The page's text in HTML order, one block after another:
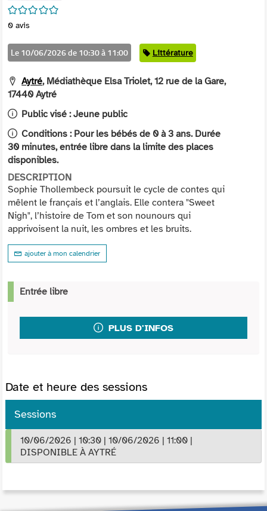
/5
0 avis
Le 10/06/2026 de 10:30 à 11:00 Catégorie
Littérature
Aytré, Médiathèque Elsa Triolet, 12 rue de la Gare,
17440 Aytré
Public visé :Jeune public
Conditions : Pour les bébés de 0 à 3 ans. Durée
30 minutes, entrée libre dans la limite des places
disponibles.
DESCRIPTION
Sophie Thollembeck poursuit le cycle de contes qui
mêlent le français et l’anglais. Elle contera "Sweet
Nigh", l’histoire de Tom et son nounours qui
apprivoisent la nuit, les ombres et les bruits.
ajouter à mon calendrier
Entrée libre
PLUS D'INFOS
Date et heure des sessions
Sessions
10/06/2026 | 10:30 | 10/06/2026 | 11:00 |
DISPONIBLE À AYTRÉ